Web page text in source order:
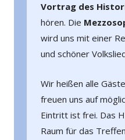
Vortrag des
hören. Die
wird uns mit einer
und schöner
Wir heißen alle
freuen uns auf
Eintritt ist frei. Das
Raum für das